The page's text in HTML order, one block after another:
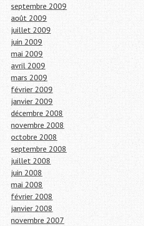
septembre 2009
août 2009
juillet 2009
juin 2009
mai 2009
avril 2009
mars 2009
février 2009
janvier 2009
décembre 2008
novembre 2008
octobre 2008
septembre 2008
juillet 2008
juin 2008
mai 2008
février 2008
janvier 2008
novembre 2007